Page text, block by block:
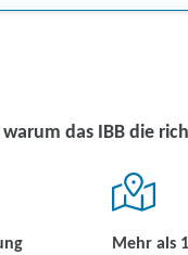
das IBB die
Mehr als